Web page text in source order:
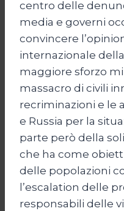
centro delle
media e governi
convincere
internazionale
maggiore sforzo
massacro di civili
recriminazioni e le
e Russia per la
parte però della
che ha come
delle popolazioni
l’escalation delle
responsabili delle